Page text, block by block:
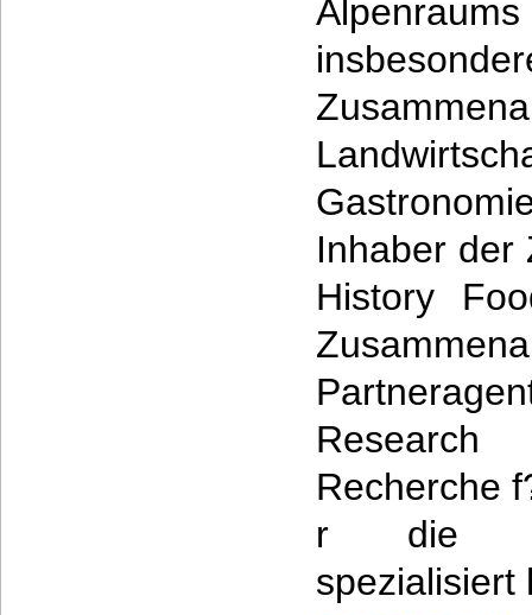
Inhaber der
History
Recherche
r die
spezialisiert